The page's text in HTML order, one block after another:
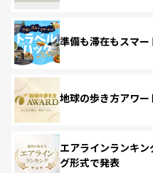
準備も滞在もスマ
地球の歩き方アワ
エアラインランキ
グ形式で発表